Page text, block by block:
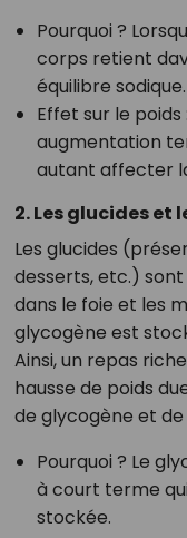
Pourquoi ?
corps retient
équilibre sodique.
Effet sur le poids
augmentation
autant affecter
2. Les glucides et
Les glucides
desserts, etc.)
dans le foie et les
glycogène est
Ainsi, un repas
hausse de poids
de glycogène et de
Pourquoi ? Le
à court terme
stockée.